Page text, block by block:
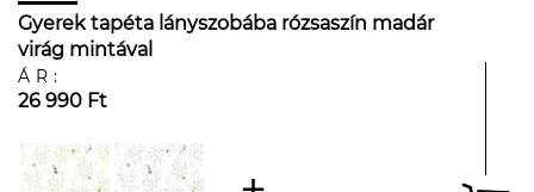
Gyerek tapéta lányszobába rózsaszín madár
virág mintával
ÁR:
26 990 Ft